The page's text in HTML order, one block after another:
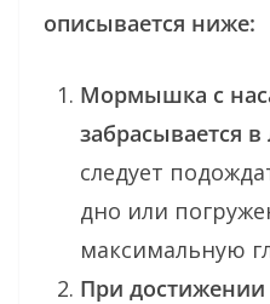
описывается ниже:
Мормышка с
забрасывается в
следует
дно или
максимальную
При